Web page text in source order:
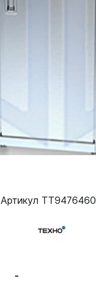
Артикул ТТ9476460
-